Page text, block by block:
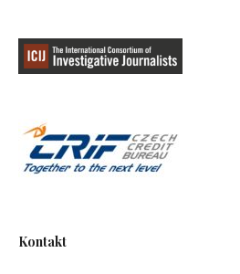
Kontakt